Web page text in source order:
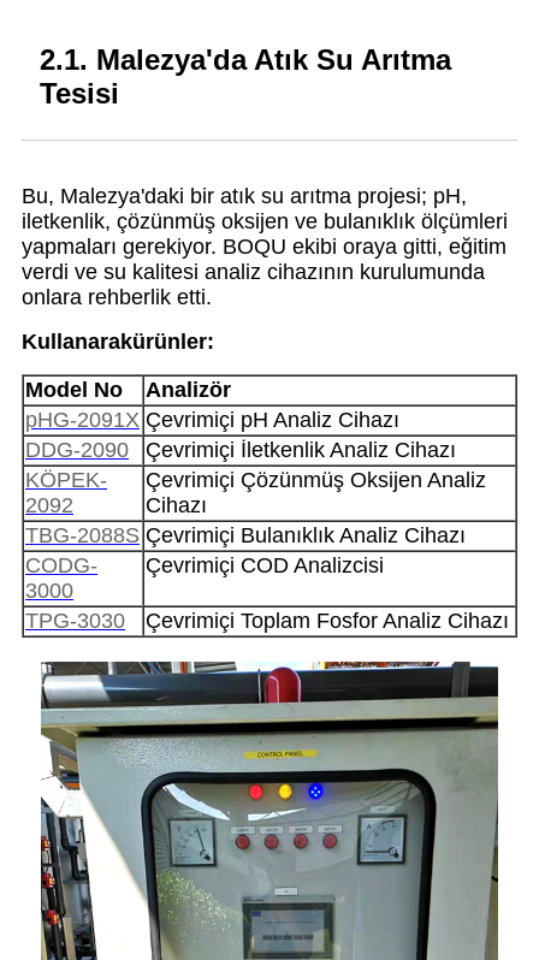
2.1. Malezya'da Atık Su Arıtma
Tesisi
Bu, Malezya'daki bir atık su arıtma projesi; pH,
iletkenlik, çözünmüş oksijen ve bulanıklık ölçümleri
yapmaları gerekiyor. BOQU ekibi oraya gitti, eğitim
verdi ve su kalitesi analiz cihazının kurulumunda
onlara rehberlik etti.
Kullanarakürünler:
Model No
Analizör
pHG-2091X Çevrimiçi pH Analiz Cihazı
DDG-2090
Çevrimiçi İletkenlik Analiz Cihazı
KÖPEK-
2092
Çevrimiçi Çözünmüş Oksijen Analiz
Cihazı
TBG-2088S Çevrimiçi Bulanıklık Analiz Cihazı
CODG-
3000
Çevrimiçi COD Analizcisi
TPG-3030 Çevrimiçi Toplam Fosfor Analiz Cihazı